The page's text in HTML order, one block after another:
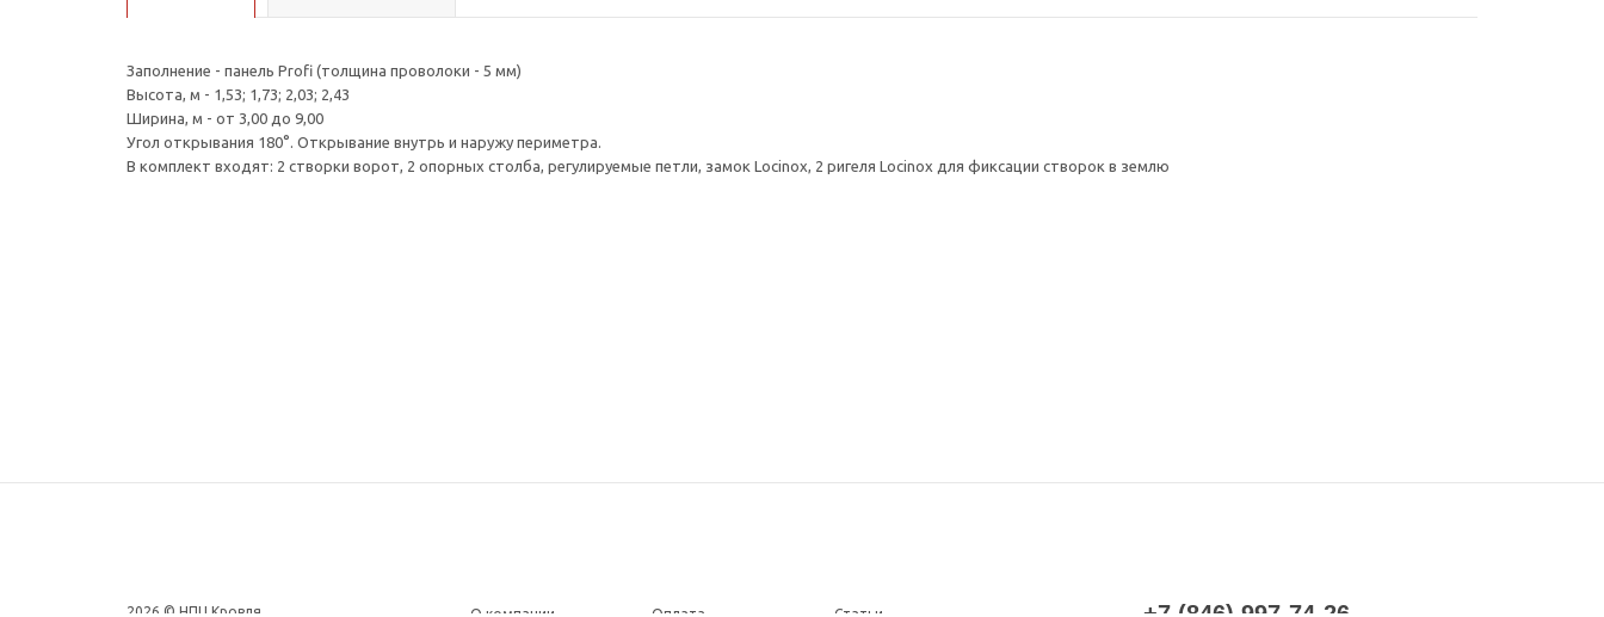
Заполнение - панель Profi (толщина проволоки - 5 мм)
Высота, м - 1,53; 1,73; 2,03; 2,43
Ширина, м - от 3,00 до 9,00
Угол открывания 180°. Открывание внутрь и наружу периметра.
В комплект входят: 2 створки ворот, 2 опорных столба, регулируемые петли, замок Locinox, 2 ригеля Locinox для фиксации створок в землю
2026 © НПЦ Кровля